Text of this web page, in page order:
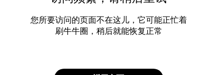
您所要访问的页面不在这儿，它可能正忙着
刷牛牛圈，稍后就能恢复正常